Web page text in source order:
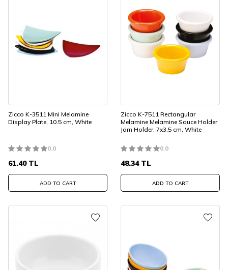
Zicco K-3511 Mini Melamine
Display Plate, 10.5 cm, White
0.0
61.40TL
ADD TO CART
Zicco K-7511 Rectangular
Melamine Melamine Sauce Holder
Jam Holder, 7x3.5 cm, White
0.0
48.34TL
ADD TO CART